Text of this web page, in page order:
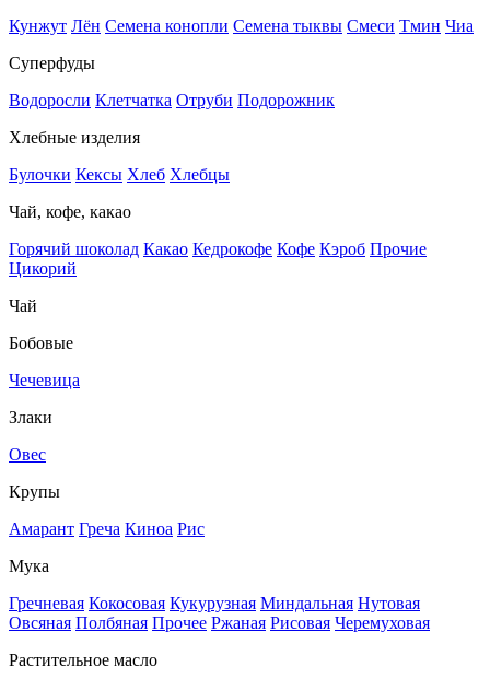
Кунжут Лён Семена конопли Семена тыквы Смеси Тмин Чиа
Суперфуды
Водоросли Клетчатка Отруби Подорожник
Хлебные изделия
Булочки Кексы Хлеб Хлебцы
Чай, кофе, какао
Горячий шоколад Какао Кедрокофе Кофе Кэроб Прочие
Цикорий
Чай
Бобовые
Чечевица
Злаки
Овес
Крупы
Амарант Греча Киноа Рис
Мука
Гречневая Кокосовая Кукурузная Миндальная Нутовая
Овсяная Полбяная Прочее Ржаная Рисовая Черемуховая
Растительное масло